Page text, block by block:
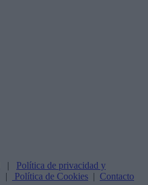
| Política de privacidad y
| Política de Cookies | Contacto